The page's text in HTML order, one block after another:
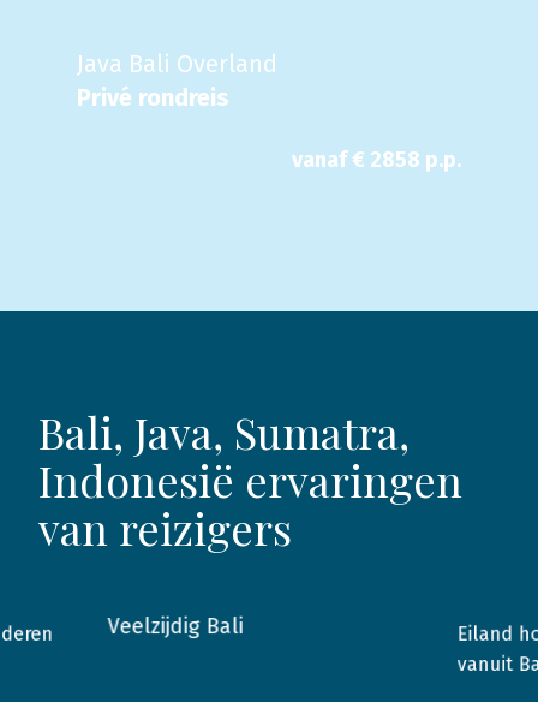
Java Bali Overland
Privé rondreis
vanaf € 2858 p.p.
Bali, Java, Sumatra,
Indonesië ervaringen
van reizigers
2018 Bali
Veelzijdig Bali
2017
Eiland
vanuit